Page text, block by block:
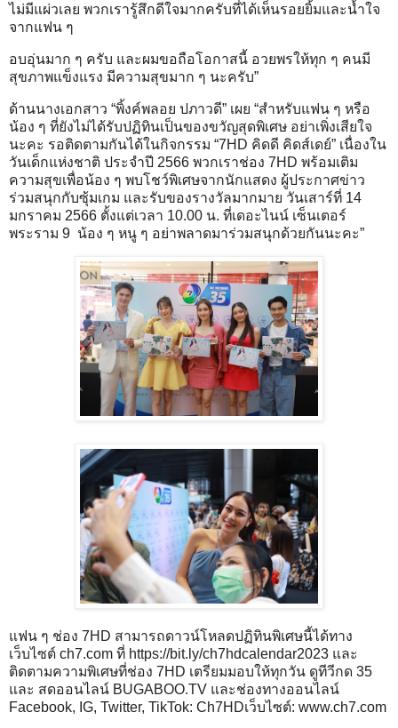
ไม่มีแผ่วเลย พวกเรารู้สึกดีใจมากครับที่ได้เห็นรอยยิ้มและน้ำใจ
จากแฟน ๆ
อบอุ่นมาก ๆ ครับ และผมขอถือโอกาสนี้ อวยพรให้ทุก ๆ คนมี
สุขภาพแข็งแรง มีความสุขมาก ๆ นะครับ”
​ด้านนางเอกสาว “พิ้งค์พลอย ปภาวดี” เผย “สำหรับแฟน ๆ หรือ
น้อง ๆ ที่ยังไม่ได้รับปฏิทินเป็นของขวัญสุดพิเศษ อย่าเพิ่งเสียใจ
นะคะ รอติดตามกันได้ในกิจกรรม “7HD คิดดี คิดส์เดย์” เนื่องใน
วันเด็กแห่งชาติ ประจำปี 2566 พวกเราช่อง 7HD พร้อมเติม
ความสุขเพื่อน้อง ๆ พบโชว์พิเศษจากนักแสดง ผู้ประกาศข่าว
ร่วมสนุกกับซุ้มเกม และรับของรางวัลมากมาย วันเสาร์ที่ 14
มกราคม 2566 ตั้งแต่เวลา 10.00 น. ที่เดอะไนน์ เซ็นเตอร์
พระราม 9 น้อง ๆ หนู ๆ อย่าพลาดมาร่วมสนุกด้วยกันนะคะ”
แฟน ๆ ช่อง 7HD สามารถดาวน์โหลดปฏิทินพิเศษนี้ได้ทาง
เว็บไซต์ ch7.com ที่ https://bit.ly/ch7hdcalendar2023 และ
ติดตามความพิเศษที่ช่อง 7HD เตรียมมอบให้ทุกวัน ดูทีวีกด 35
และ สดออนไลน์ BUGABOO.TV และช่องทางออนไลน์
Facebook, IG, Twitter, TikTok: Ch7HDเว็บไซต์: www.ch7.com